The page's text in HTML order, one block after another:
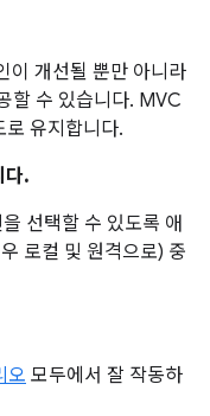
이 개선될 뿐만 아니라
할 수 있습니다. MVC
로 유지합니다.
다.
선택할 수 있도록 애
로컬 및 원격으로) 중
오 모두에서 잘 작동하